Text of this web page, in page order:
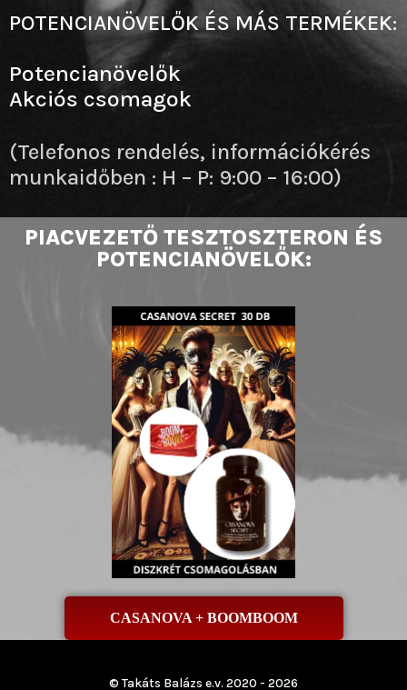
PIACVEZETŐ TESZTOSZTERON ÉS
POTENCIANÖVELŐK:
CASANOVA + BOOMBOOM
POTENCIANÖVELŐK ÉS MÁS TERMÉKEK:
Potencianövelők
Akciós csomagok
(Telefonos rendelés, információkérés
munkaidőben : H – P: 9:00 – 16:00)
© Takáts Balázs e.v. 2020 - 2026